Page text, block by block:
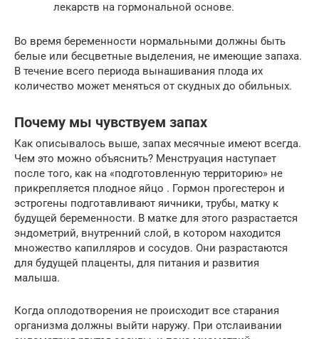
лекарств на гормональной основе.
Во время беременности нормальными должны быть
белые или бесцветные выделения, не имеющие запаха.
В течение всего периода вынашивания плода их
количество может меняться от скудных до обильных.
Почему мы чувствуем запах
Как описывалось выше, запах месячные имеют всегда.
Чем это можно объяснить? Менструация наступает
после того, как на «подготовленную территорию» не
прикрепляется плодное яйцо . Гормон прогестерон и
эстрогены подготавливают яичники, трубы, матку к
будущей беременности. В матке для этого разрастается
эндометрий, внутренний слой, в котором находится
множество капилляров и сосудов. Они разрастаются
для будущей плаценты, для питания и развития
малыша.
Когда оплодотворения не происходит все старания
организма должны выйти наружу. При отслаивании